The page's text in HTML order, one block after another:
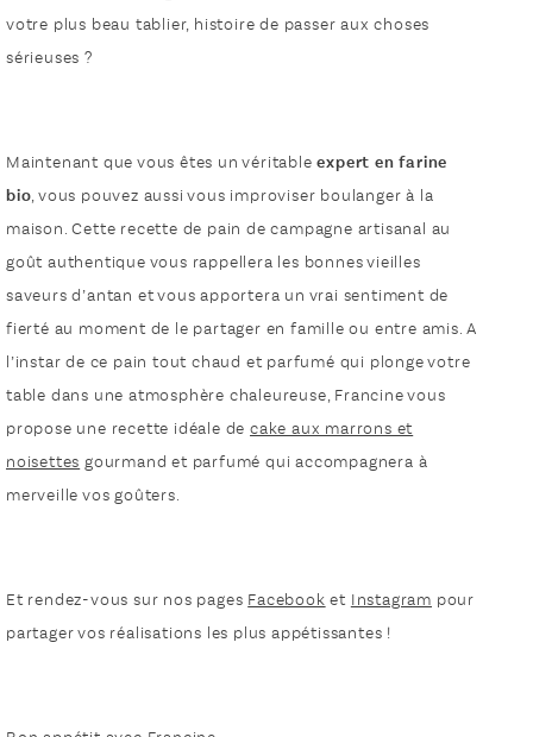
votre plus beau tablier, histoire de passer aux choses
sérieuses ?
Maintenant que vous êtes un véritableexpert en farine
bio, vous pouvez aussi vous improviser boulanger à la
maison. Cette recette de pain de campagne artisanal au
goût authentique vous rappellera les bonnes vieilles
saveurs d’antan et vous apportera un vrai sentiment de
fierté au moment de le partager en famille ou entre amis. A
l’instar de ce pain tout chaud et parfumé qui plonge votre
table dans une atmosphère chaleureuse, Francine vous
propose une recette idéale decake aux marrons et
noisettes gourmand et parfumé qui accompagnera à
merveille vos goûters.
Et rendez-vous sur nos pages Facebook et Instagram pour
partager vos réalisations les plus appétissantes !